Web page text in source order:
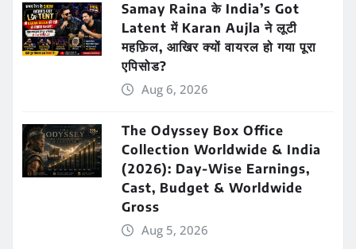
Samay Raina के India’s Got
Latent में Karan Aujla ने लूटी
महफ़िल, आखिर क्यों वायरल हो गया पूरा
एपिसोड?
Aug 6, 2026
The Odyssey Box Office
Collection Worldwide & India
(2026): Day-Wise Earnings,
Cast, Budget & Worldwide
Gross
Aug 5, 2026